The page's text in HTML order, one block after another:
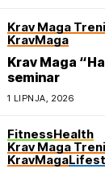
Krav Maga
KravMaga
Krav Maga
seminar
1 LIPNJA, 2026
FitnessHealth
Krav Maga
KravMaga